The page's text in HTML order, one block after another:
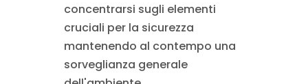
concentrarsi sugli elementi
cruciali per la sicurezza
mantenendo al contempo una
sorveglianza generale